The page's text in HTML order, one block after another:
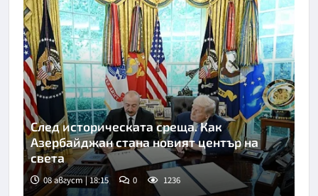
След историческата среща. Как
Азербайджан стана новият център на
света
08 август | 18:15 0 1236